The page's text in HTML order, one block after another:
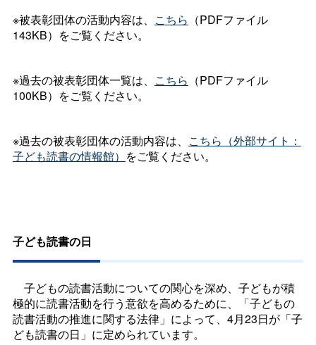
※被表彰団体の活動内容は、 こちら （PDFファイル
143KB）をご覧ください。
※過去の被表彰団体一覧は、 こちら （PDFファイル
100KB）をご覧ください。
※過去の被表彰団体の活動内容は、 こちら（外部サイト：
子ども読書の情報館） をご覧ください。
子ども読書の日
子どもの読書活動についての関心を深め、子どもが積
極的に読書活動を行う意欲を高めるために、「子どもの
読書活動の推進に関する法律」によって、 4月23日が「子
ども読書の日」に定められています。